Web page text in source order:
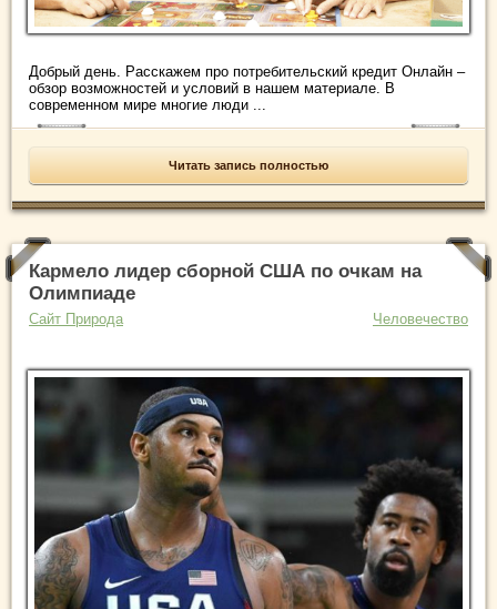
Добрый день. Расскажем про потребительский кредит Онлайн –
обзор возможностей и условий в нашем материале. В
современном мире многие люди ...
Читать запись полностью
Кармело лидер сборной США по очкам на
Олимпиаде
Сайт Природа Человечество